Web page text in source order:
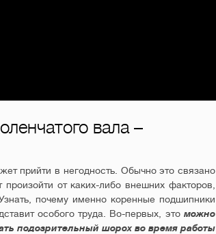
вала –
прийти в негодность. Обычно это связано
от каких-либо внешних факторов,
почему именно коренные подшипники
особого труда. Во-первых, это можно
подозрительный шорох во время работы